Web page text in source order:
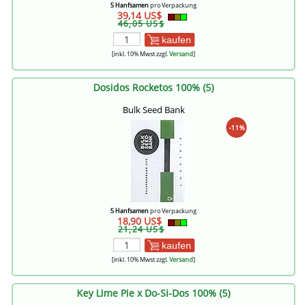
5 Hanfsamenpro Verpackung
39,14 US$
46,05 US$
kaufen
[inkl. 10% Mwst zzgl.Versand]
Dosidos Rocketos 100% (5)
Bulk Seed Bank
-11%
5 Hanfsamenpro Verpackung
18,90 US$
21,24 US$
kaufen
[inkl. 10% Mwst zzgl.Versand]
Key Lime Pie x Do-Si-Dos 100% (5)